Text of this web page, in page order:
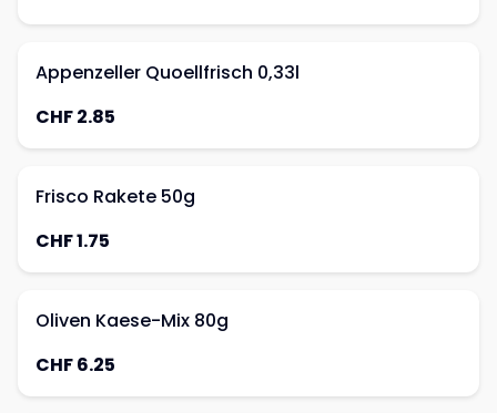
Appenzeller Quoellfrisch 0,33l
CHF 2.85
Frisco Rakete 50g
CHF 1.75
Oliven Kaese-Mix 80g
CHF 6.25